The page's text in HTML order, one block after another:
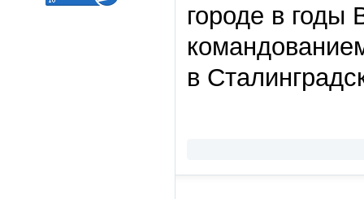
городе в годы
в